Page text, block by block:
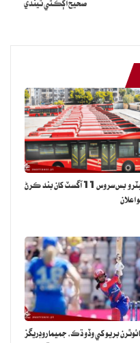
صحيح اڳڪٿي ٿيندي
ميٽرو بس سروس 11 آگسٽ کان بند ڪرڻ
اعلان
بريو کي وڏو ڌڪ، جميما روڊريگز